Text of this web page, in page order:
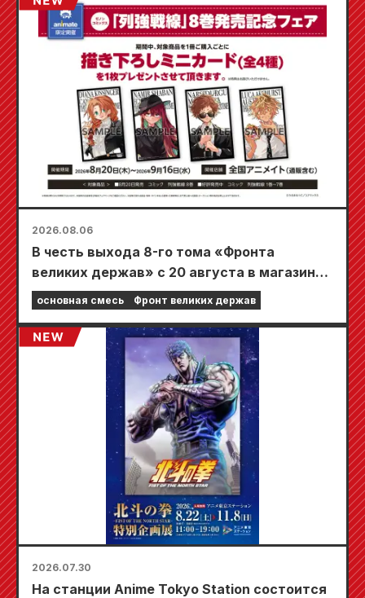
2026.08.06
В честь выхода 8-го тома «Фронта
великих держав» с 20 августа в магазинах
Animate по всей стране пройдет
ограниченная по времени ярмарка, где вы
сможете получить специально
разработанную мини-карту (всего 4 вида)!
основная смесь Фронт великих держав
2026.07.30
На станции Anime Tokyo Station состоится